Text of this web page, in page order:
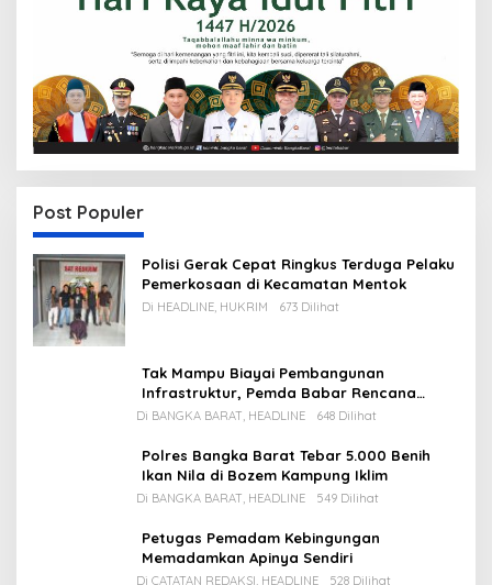
Post Populer
Polisi Gerak Cepat Ringkus Terduga Pelaku
Pemerkosaan di Kecamatan Mentok
Di HEADLINE, HUKRIM 673 Dilihat
Tak Mampu Biayai Pembangunan
Infrastruktur, Pemda Babar Rencana
Utang Rp65 M
Di BANGKA BARAT, HEADLINE 648 Dilihat
Polres Bangka Barat Tebar 5.000 Benih
Ikan Nila di Bozem Kampung Iklim
Di BANGKA BARAT, HEADLINE 549 Dilihat
Petugas Pemadam Kebingungan
Memadamkan Apinya Sendiri
Di CATATAN REDAKSI, HEADLINE 528 Dilihat